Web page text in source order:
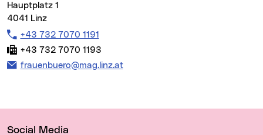
Hauptplatz 1
4041 Linz
Tel:
+43 732 7070 1191
Fax:
+43 732 7070 1193
E-Mail Adresse:
frauenbuero@mag.linz.at
Social Media